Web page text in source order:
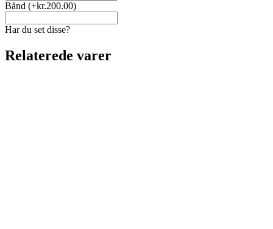
Bånd (+kr.200.00)
Har du set disse?
Relaterede varer